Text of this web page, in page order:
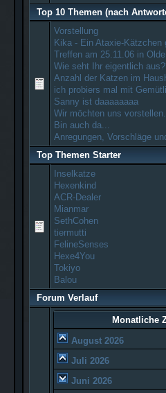
Top 10 Themen (nach
Vorstellung
Kika - Ein Ataxie-Kätzchen
Treffen am 25.11.06 in
Wie seht Ihr eigentlich
Anzahl der Katzen im
ich probiers mal mit
Sanny ist daaaaaaaa
Wir möchten uns vorstellen.
Bin auch da...
Anregungen, Vorschläge
Top Themen Starter
Inselkatze
Hexenkind
ACR-Dealer
Mianmar
SethCohen
tiermutti
FelineSenses
Hexe4You
Tokiyo
Balou
Forum Verlauf
Monatliche
August 2026
Juli 2026
Juni 2026